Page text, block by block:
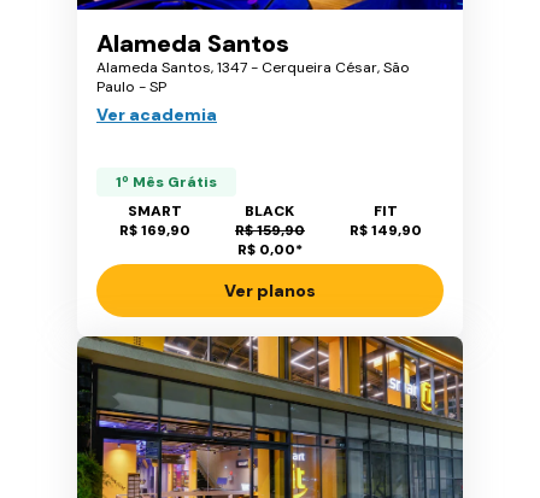
Alameda Santos
Alameda Santos, 1347 - Cerqueira César, São
Paulo - SP
Ver academia
1º Mês Grátis
SMART
R$ 169,90
BLACK
R$ 159,90
R$ 0,00*
FIT
R$ 149,90
Ver planos